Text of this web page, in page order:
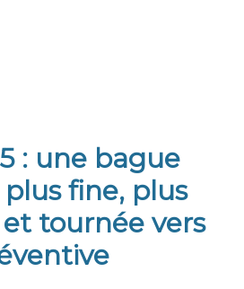
: une bague
fine, plus
tournée vers